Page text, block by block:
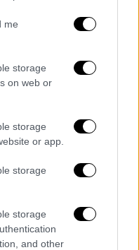
me
storage
on web or
storage
or app.
storage
storage
and other
σε
στάθηκε μια
την οποία